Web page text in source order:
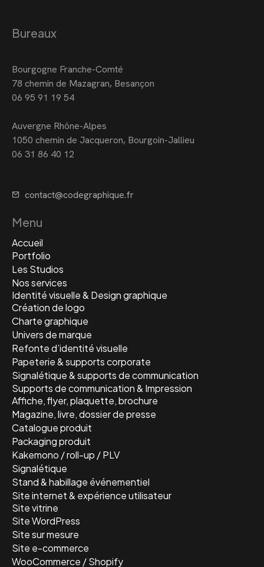
Bureaux
Bourgogne Franche-Comté
78 chemin de Mazagran, Besançon
06 95 91 19 54
Auvergne Rhône-Alpes
1050 chemin de Jacqueron, Bourgoin-Jallieu
06 31 86 40 12
contact@codegraphique.fr
Menu
Accueil
Portfolio
Les Studios
Nos services
Identité visuelle & Design graphique
Création de logo
Charte graphique
Univers de marque
Refonte d’identité visuelle
Papeterie & supports corporate
Signalétique & supports de communication
Supports de communication & Impression
Affiche, flyer, plaquette, brochure
Magazine, livre, dossier de presse
Catalogue produit
Packaging produit
Kakemono / roll-up / PLV
Signalétique
Stand & habillage événementiel
Site internet & expérience utilisateur
Site vitrine
Site WordPress
Site sur mesure
Site e-commerce
WooCommerce / Shopify